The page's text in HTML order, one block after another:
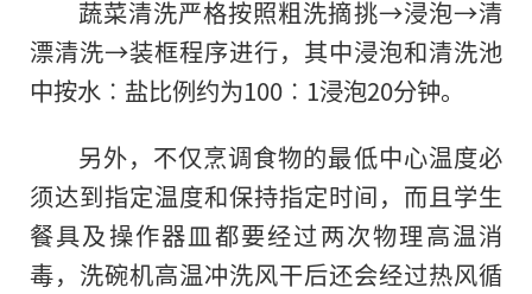
蔬菜清洗严格按照粗洗摘挑→浸泡→清
漂清洗→装框程序进行，其中浸泡和清洗池
中按水︰盐比例约为100︰1浸泡20分钟。
另外，不仅烹调食物的最低中心温度必
须达到指定温度和保持指定时间，而且学生
餐具及操作器皿都要经过两次物理高温消
毒，洗碗机高温冲洗风干后还会经过热风循